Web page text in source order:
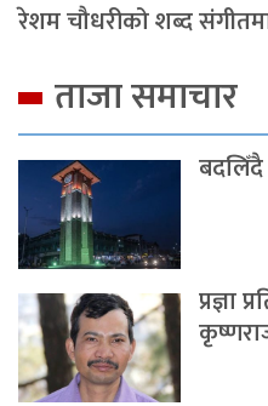
रेशम चौधरीको शब्द
ताजा समाचार
बदलिँदै
प्रज्ञा